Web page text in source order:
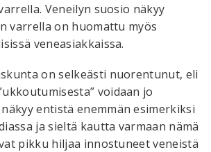
Veneilyn suosio näkyy
varrella on huomattu myös
veneasiakkaissa.
on selkeästi nuorentunut, eli
voidaan jo
entistä enemmän esimerkiksi
ja sieltä kautta varmaan nämä
pikku hiljaa innostuneet veneistä